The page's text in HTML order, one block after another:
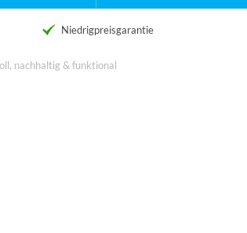
Niedrigpreisgarantie
nachhaltig & funktional